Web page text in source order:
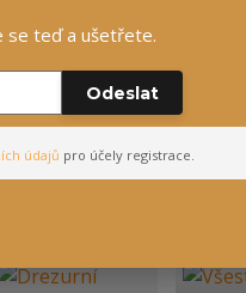
se teď a ušetřete.
Odeslat
údajů pro účely registrace.